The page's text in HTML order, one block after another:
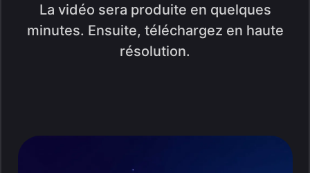
La vidéo sera produite en quelques
minutes. Ensuite, téléchargez en haute
résolution.